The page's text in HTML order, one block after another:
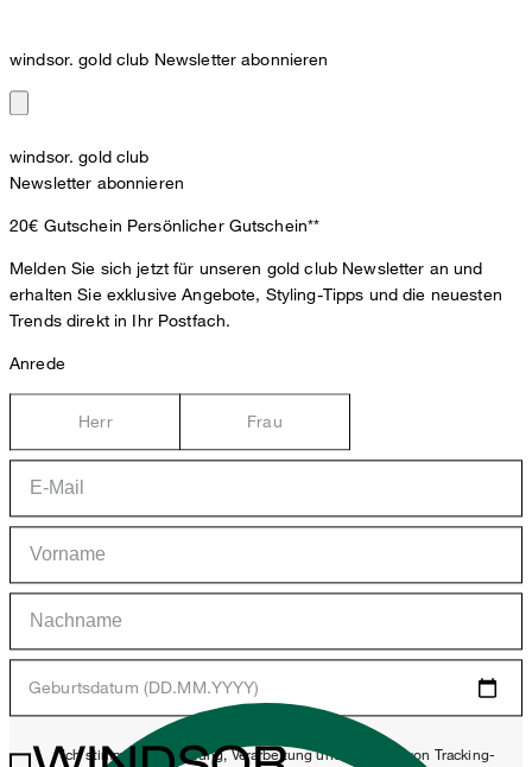
windsor. gold club Newsletter abonnieren
windsor. gold club
Newsletter abonnieren
20€ Gutschein Persönlicher Gutschein**
Melden Sie sich jetzt für unseren gold club Newsletter an und
erhalten Sie exklusive Angebote, Styling-Tipps und die neuesten
Trends direkt in Ihr Postfach.
Anrede
Herr Frau
Geburtsdatum (DD.MM.YYYY)
*Ich stimme der Erhebung, Verarbeitung und Nutzung von Tracking-